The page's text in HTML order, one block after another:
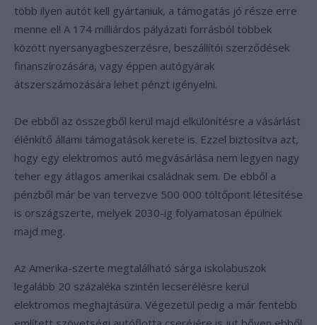
több ilyen autót kell gyártaniuk, a támogatás jó része erre
menne el! A 174 milliárdos pályázati forrásból többek
között nyersanyagbeszerzésre, beszállítói szerződések
finanszírozására, vagy éppen autógyárak
átszerszámozására lehet pénzt igényelni.
De ebből az összegből kerül majd elkülönítésre a vásárlást
élénkítő állami támogatások kerete is. Ezzel biztosítva azt,
hogy egy elektromos autó megvásárlása nem legyen nagy
teher egy átlagos amerikai családnak sem. De ebből a
pénzből már be van tervezve 500 000 töltőpont létesítése
is országszerte, melyek 2030-ig folyamatosan épülnek
majd meg.
Az Amerika-szerte megtalálható sárga iskolabuszok
legalább 20 százaléka szintén lecserélésre kerül
elektromos meghajtásúra. Végezetül pedig a már fentebb